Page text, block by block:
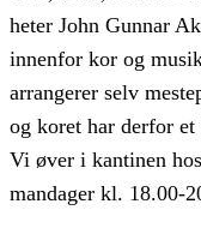
heter John Gunnar
innenfor kor og
arrangerer selv
og koret har derfor
Vi øver i kantinen
mandager kl. 18.00-